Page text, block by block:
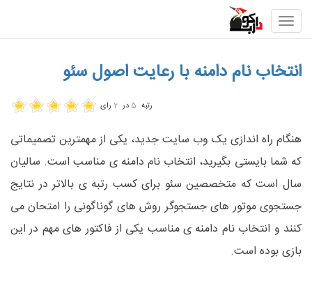
Toggle
navigation
انتخاب نام دامنه با رعایت اصول سئو
رتبه 5 در 2 رای
هنگام راه اندازی یک وب سایت جدید، یکی از مهمترین تصمیماتی
که شما بایستی بگیرید، انتخاب نام دامنه ی مناسب است. سالیان
سال است که متخصصین سئو برای کسب رتبه ی بالاتر در نتایج
جستجوی موتور های جستجوگر روش های گوناگونی را امتحان می
کنند و انتخاب نام دامنه ی مناسب یکی از فاکتور های مهم در این
بازی بوده است.